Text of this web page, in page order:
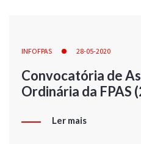
INFOFPAS 28-05-2020
Convocatória de
Ordinária da FPAS
Ler mais